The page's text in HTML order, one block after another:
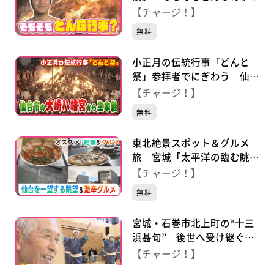
【チャージ！】
無料
小正月の伝統行事「どんと
祭」参拝者でにぎわう 仙台
市の大崎八幡宮から生中継
【チャージ！】
無料
東北絶景スポット＆グルメ
旅 宮城「太平洋の臨む眺望
＆激辛チャレンジメニュー」
【チャージ！】
無料
宮城・石巻市北上町の“十三
浜甚句” 後世へ受け継ぐ思
い
【チャージ！】